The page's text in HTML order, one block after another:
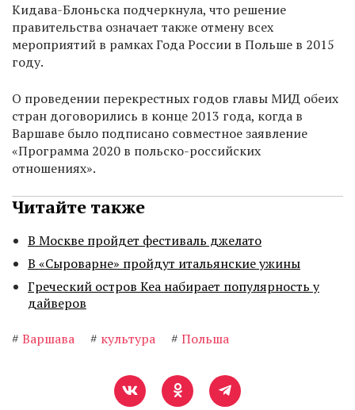
Кидава-Блоньска подчеркнула, что решение
правительства означает также отмену всех
мероприятий в рамках Года России в Польше в 2015
году.
О проведении перекрестных годов главы МИД обеих
стран договорились в конце 2013 года, когда в
Варшаве было подписано совместное заявление
«Программа 2020 в польско-российских
отношениях».
Читайте также
В Москве пройдет фестиваль джелато
В «Сыроварне» пройдут итальянские ужины
Греческий остров Кеа набирает популярность у
дайверов
# Варшава # культура # Польша